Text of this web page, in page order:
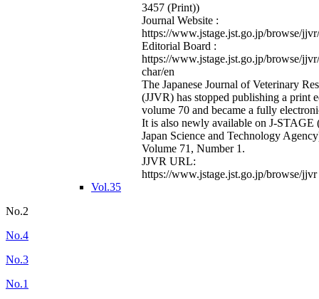
3457 (Print))
Journal Website :
https://www.jstage.jst.go.jp/browse/
Editorial Board :
https://www.jstage.jst.go.jp/browse/
char/en
The Japanese Journal of Veterinary
(JJVR) has stopped publishing a print
volume 70 and became a fully
It is also newly available on J-STAGE
Japan Science and Technology
Volume 71, Number 1.
JJVR URL:
https://www.jstage.jst.go.jp/browse/jjvr
Vol.35
No.2
No.4
No.3
No.1